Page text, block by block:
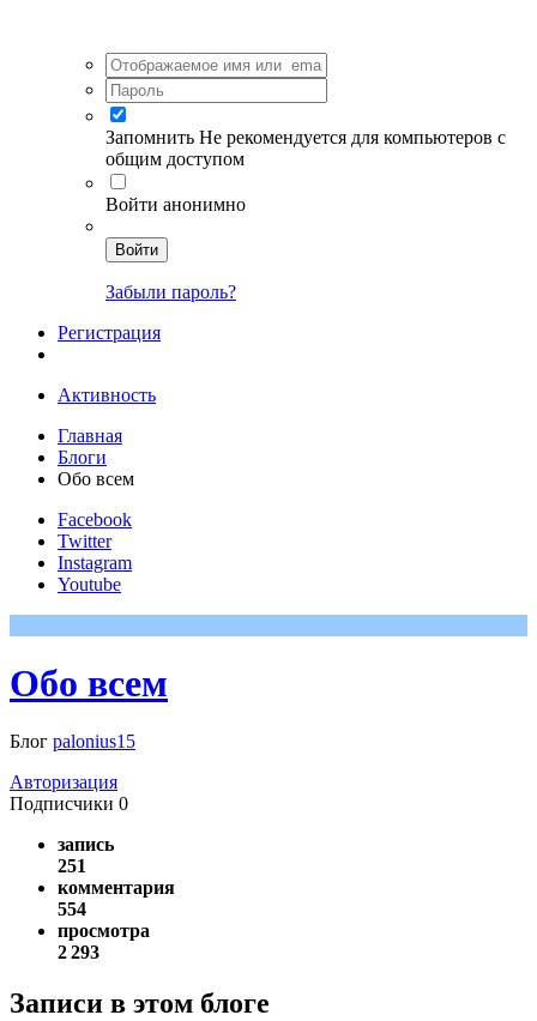
Запомнить Не рекомендуется для компьютеров с
общим доступом
Войти анонимно
Войти
Забыли пароль?
Регистрация
Активность
Главная
Блоги
Обо всем
Facebook
Twitter
Instagram
Youtube
Обо всем
Блог palonius15
Авторизация
Подписчики 0
запись
251
комментария
554
просмотра
2 293
Записи в этом блоге